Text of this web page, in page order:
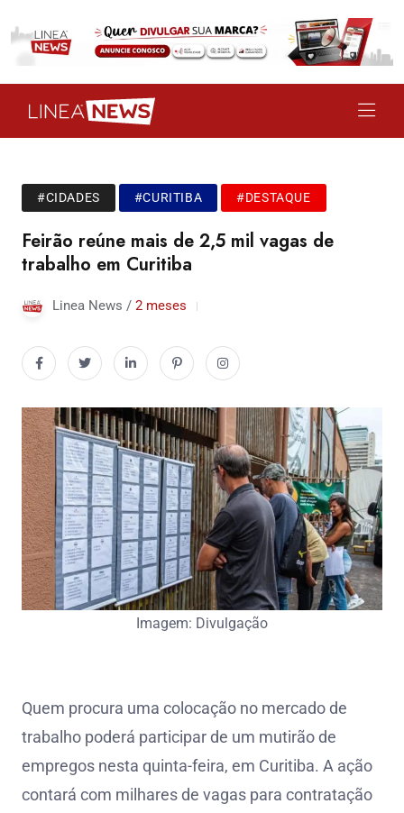
#CIDADES #CURITIBA #DESTAQUE
Feirão reúne mais de 2,5 mil vagas de
trabalho em Curitiba
Linea News / 2 meses
Imagem: Divulgação
Quem procura uma colocação no mercado de
trabalho poderá participar de um mutirão de
empregos nesta quinta-feira, em Curitiba. A ação
contará com milhares de vagas para contratação